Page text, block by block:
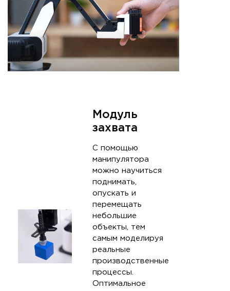
Модуль
захвата
С помощью
манипулятора
можно научиться
поднимать,
опускать и
перемещать
небольшие
объекты, тем
самым моделируя
реальные
производственные
процессы.
Оптимальное